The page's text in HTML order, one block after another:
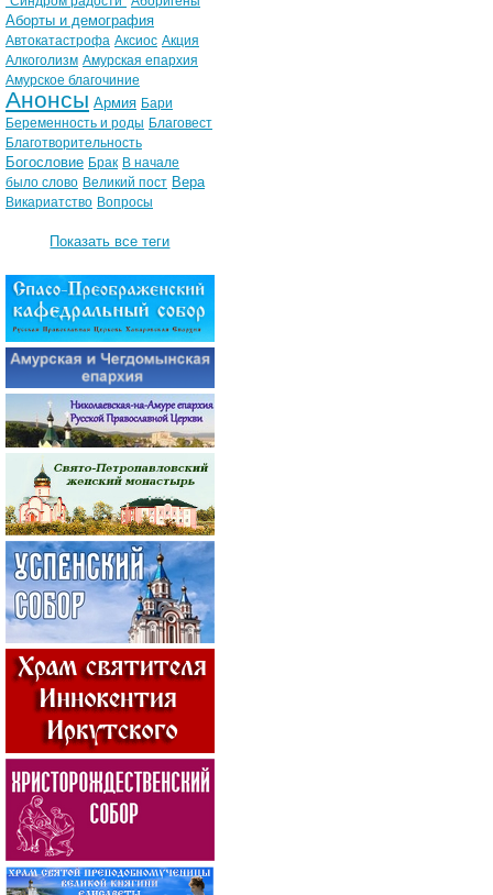
Аборты и демография
Автокатастрофа Аксиос Акция
Алкоголизм Амурская епархия
Амурское благочиние
Анонсы Армия Бари
Беременность и роды Благовест
Благотворительность
Богословие Брак В начале
было слово Великий пост Вера
Викариатство Вопросы
Показать все теги